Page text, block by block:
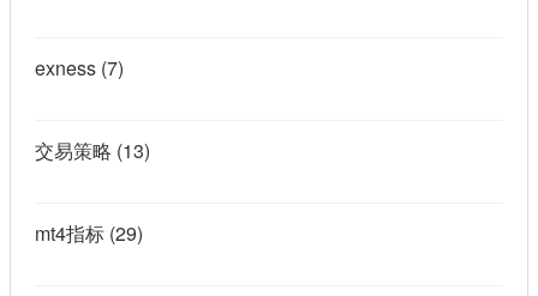
exness (7)
交易策略 (13)
mt4指标 (29)